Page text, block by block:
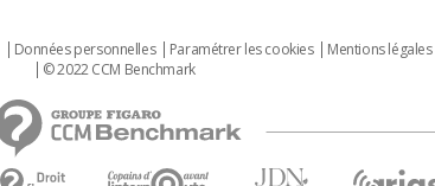
Données personnelles Paramétrer les cookies Mentions légales
© 2022 CCM Benchmark